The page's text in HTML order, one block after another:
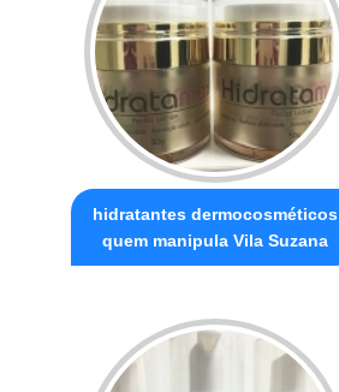
hidratantes dermocosméticos
quem manipula Vila Suzana